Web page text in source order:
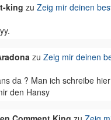
king zu Zeig mir deinen
zu Zeig mir deinen
da ? Man ich schreibe
den Hansy